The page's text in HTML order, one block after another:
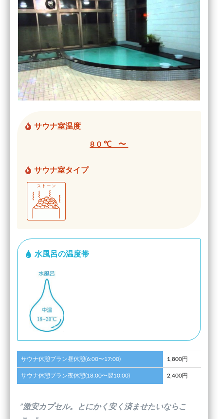
サウナ室温度
80℃ 〜
サウナ室タイプ
水風呂の温度帯
サウナ休憩プラン昼休憩(6:00〜17:00) 1,800円
サウナ休憩プラン夜休憩(18:00〜翌10:00) 2,400円
”激安カプセル。とにかく安く済ませたいならこ